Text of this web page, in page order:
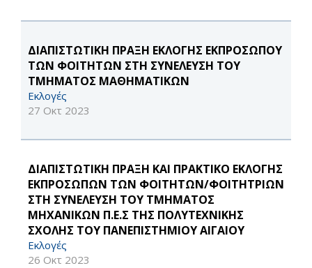
ΔΙΑΠΙΣΤΩΤΙΚΗ ΠΡΑΞΗ ΕΚΛΟΓΗΣ ΕΚΠΡΟΣΩΠΟΥ
ΤΩΝ ΦΟΙΤΗΤΩΝ ΣΤΗ ΣΥΝΕΛΕΥΣΗ ΤΟΥ
ΤΜΗΜΑΤΟΣ ΜΑΘΗΜΑΤΙΚΩΝ
Εκλογές
27 Οκτ 2023
ΔΙΑΠΙΣΤΩΤΙΚΗ ΠΡΑΞΗ ΚΑΙ ΠΡΑΚΤΙΚΟ ΕΚΛΟΓΗΣ
ΕΚΠΡΟΣΩΠΩΝ ΤΩΝ ΦΟΙΤΗΤΩΝ/ΦΟΙΤΗΤΡΙΩΝ
ΣΤΗ ΣΥΝΕΛΕΥΣΗ ΤΟΥ ΤΜΗΜΑΤΟΣ
ΜΗΧΑΝΙΚΩΝ Π.Ε.Σ ΤΗΣ ΠΟΛΥΤΕΧΝΙΚΗΣ
ΣΧΟΛΗΣ ΤΟΥ ΠΑΝΕΠΙΣΤΗΜΙΟΥ ΑΙΓΑΙΟΥ
Εκλογές
26 Οκτ 2023